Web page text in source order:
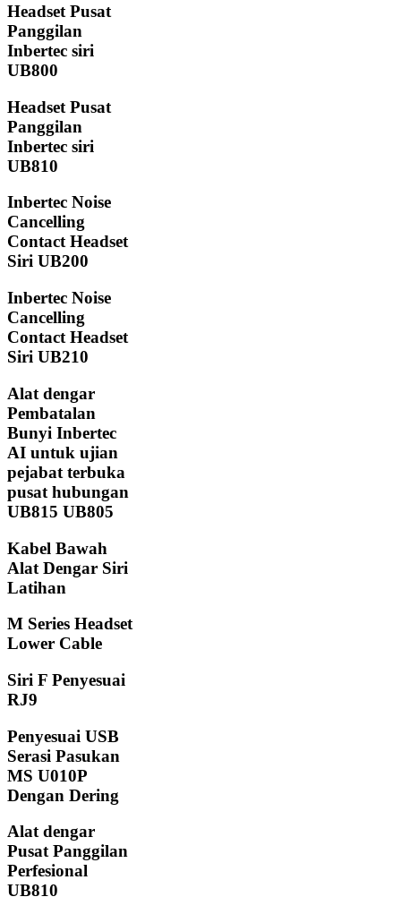
Headset Pusat
Panggilan
Inbertec siri
UB800
Headset Pusat
Panggilan
Inbertec siri
UB810
Inbertec Noise
Cancelling
Contact Headset
Siri UB200
Inbertec Noise
Cancelling
Contact Headset
Siri UB210
Alat dengar
Pembatalan
Bunyi Inbertec
AI untuk ujian
pejabat terbuka
pusat hubungan
UB815 UB805
Kabel Bawah
Alat Dengar Siri
Latihan
M Series Headset
Lower Cable
Siri F Penyesuai
RJ9
Penyesuai USB
Serasi Pasukan
MS U010P
Dengan Dering
Alat dengar
Pusat Panggilan
Perfesional
UB810